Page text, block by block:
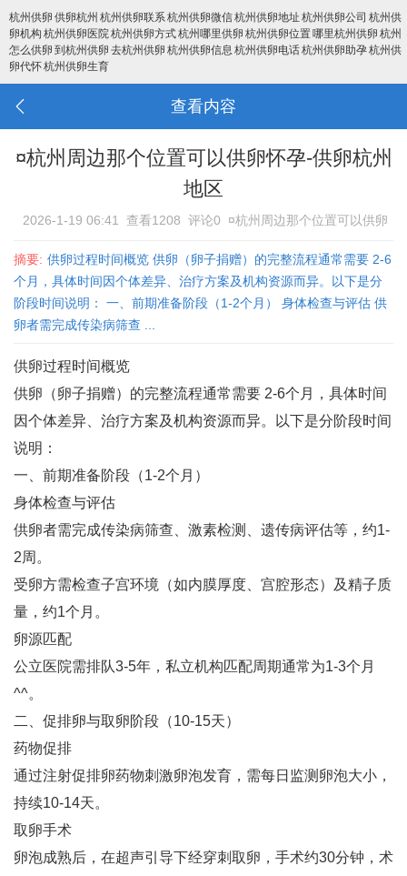
杭州供卵 供卵杭州 杭州供卵联系杭州供卵微信杭州供卵地址 杭州供卵公司 杭州供
卵机构 杭州供卵医院杭州供卵方式杭州哪里供卵 杭州供卵位置哪里杭州供卵 杭州
怎么供卵 到杭州供卵 去杭州供卵 杭州供卵信息 杭州供卵电话杭州供卵助孕杭州供
卵代怀杭州供卵生育
查看内容
¤杭州周边那个位置可以供卵怀孕-供卵杭州
地区
2026-1-19 06:41 查看1208 评论0
¤杭州周边那个位置可以供卵
摘要: 供卵过程时间概览 供卵（卵子捐赠）的完整流程通常需要 ‌2-6
个月‌，具体时间因个体差异、治疗方案及机构资源而异。以下是分
阶段时间说明： 一、前期准备阶段（1-2个月） 身体检查与评估‌ 供
卵者需完成传染病筛查 ...
供卵过程时间概览
供卵（卵子捐赠）的完整流程通常需要 ‌2-6个月‌，具体时间
因个体差异、治疗方案及机构资源而异。以下是分阶段时间
说明：
一、前期准备阶段（1-2个月）
身体检查与评估‌
供卵者需完成传染病筛查、激素检测、遗传病评估等，约1-
2周‌。
受卵方需检查子宫环境（如内膜厚度、宫腔形态）及精子质
量，约1个月‌。
卵源匹配‌
公立医院需排队3-5年，私立机构匹配周期通常为1-3个月
^^。
二、促排卵与取卵阶段（10-15天）
药物促排‌
通过注射促排卵药物刺激卵泡发育，需每日监测卵泡大小，
持续10-14天‌。
取卵手术‌
卵泡成熟后，在超声引导下经穿刺取卵，手术约30分钟，术